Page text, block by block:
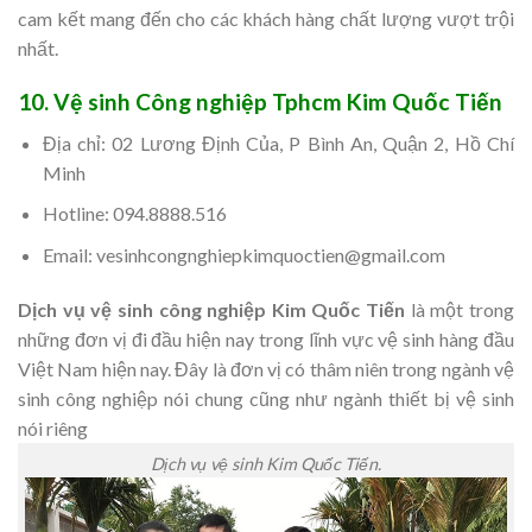
cam kết mang đến cho các khách hàng chất lượng vượt trội
nhất.
10. Vệ sinh Công nghiệp Tphcm Kim Quốc Tiến
Địa chỉ: 02 Lương Định Của, P Bình An, Quận 2, Hồ Chí
Minh
Hotline: 094.8888.516
Email: vesinhcongnghiepkimquoctien@gmail.com
Dịch vụ vệ sinh công nghiệp Kim Quốc Tiến là một trong
những đơn vị đi đầu hiện nay trong lĩnh vực vệ sinh hàng đầu
Việt Nam hiện nay. Đây là đơn vị có thâm niên trong ngành vệ
sinh công nghiệp nói chung cũng như ngành thiết bị vệ sinh
nói riêng
Dịch vụ vệ sinh Kim Quốc Tiến.